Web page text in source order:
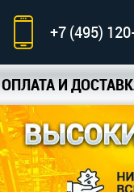
+7 (495)
ОПЛАТА И